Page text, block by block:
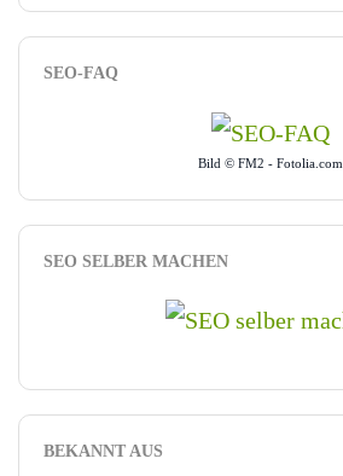
SEO-FAQ
Bild © FM2 - Fotolia.com
SEO SELBER MACHEN
BEKANNT AUS